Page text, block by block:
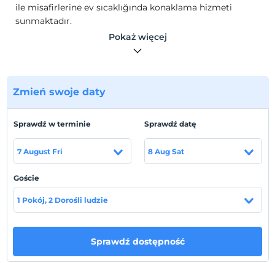
ile misafirlerine ev sıcaklığında konaklama hizmeti
sunmaktadır.
Dairelerde, kanepe, TV, Wi-Fi, mini mutfak, ocak, çamaşır
makinesi, bulaşık makinesi, mutfak araç ve gereçleri
Plaża
Pokaż na mapie
Zameldować się
Pokaż więcej
Zmień swoje daty
Sprawdź w terminie
7 August Fri
Sprawdź datę
8 Aug Sat
Goście
1 Pokój, 2 Dorośli ludzie
Sprawdź dostępność